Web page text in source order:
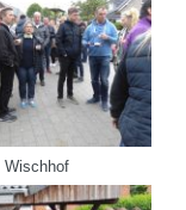
Wischhof